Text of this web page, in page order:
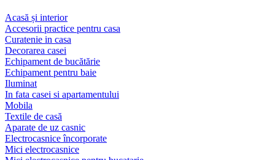
Acasă și interior
Accesorii practice pentru casa
Curatenie in casa
Decorarea casei
Echipament de bucătărie
Echipament pentru baie
Iluminat
In fata casei si apartamentului
Mobila
Textile de casă
Aparate de uz casnic
Electrocasnice încorporate
Mici electrocasnice